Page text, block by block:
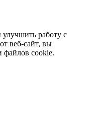
улучшить работу с
веб-сайт, вы
файлов cookie.